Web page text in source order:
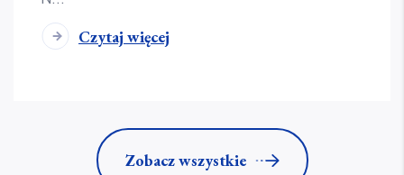
Czytaj więcej
Zobacz wszystkie